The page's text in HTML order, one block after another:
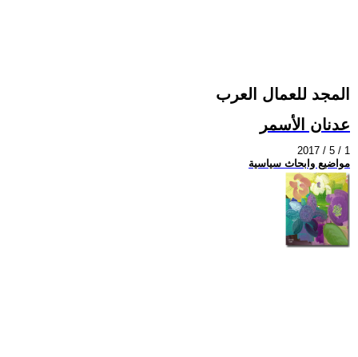
المجد للعمال العرب
عدنان الأسمر
2017 / 5 / 1
مواضيع وابحاث سياسية